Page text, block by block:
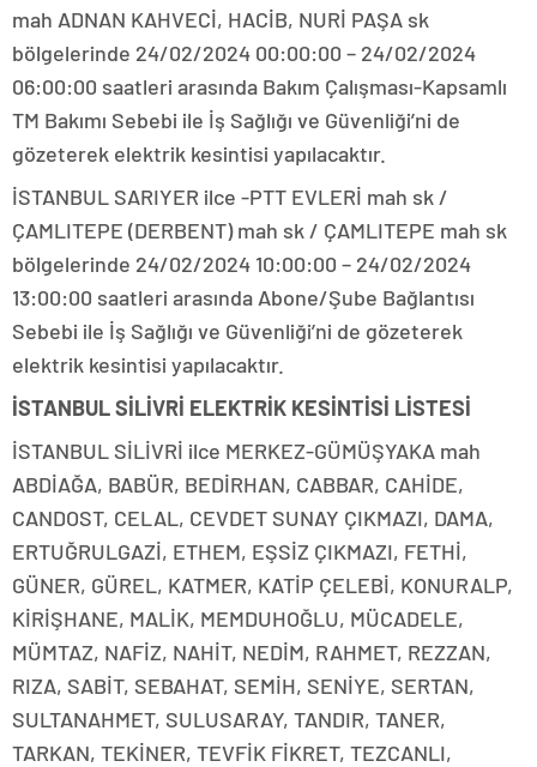
mah ADNAN KAHVECİ, HACİB, NURİ PAŞA sk
bölgelerinde 24/02/2024 00:00:00 – 24/02/2024
06:00:00 saatleri arasında Bakım Çalışması-Kapsamlı
TM Bakımı Sebebi ile İş Sağlığı ve Güvenliği’ni de
gözeterek elektrik kesintisi yapılacaktır.
İSTANBUL SARIYER ilce -PTT EVLERİ mah sk /
ÇAMLITEPE (DERBENT) mah sk / ÇAMLITEPE mah sk
bölgelerinde 24/02/2024 10:00:00 – 24/02/2024
13:00:00 saatleri arasında Abone/Şube Bağlantısı
Sebebi ile İş Sağlığı ve Güvenliği’ni de gözeterek
elektrik kesintisi yapılacaktır.
İSTANBUL SİLİVRİ ELEKTRİK KESİNTİSİ LİSTESİ
İSTANBUL SİLİVRİ ilce MERKEZ-GÜMÜŞYAKA mah
ABDİAĞA, BABÜR, BEDİRHAN, CABBAR, CAHİDE,
CANDOST, CELAL, CEVDET SUNAY ÇIKMAZI, DAMA,
ERTUĞRULGAZİ, ETHEM, EŞSİZ ÇIKMAZI, FETHİ,
GÜNER, GÜREL, KATMER, KATİP ÇELEBİ, KONURALP,
KİRİŞHANE, MALİK, MEMDUHOĞLU, MÜCADELE,
MÜMTAZ, NAFİZ, NAHİT, NEDİM, RAHMET, REZZAN,
RIZA, SABİT, SEBAHAT, SEMİH, SENİYE, SERTAN,
SULTANAHMET, SULUSARAY, TANDIR, TANER,
TARKAN, TEKİNER, TEVFİK FİKRET, TEZCANLI,